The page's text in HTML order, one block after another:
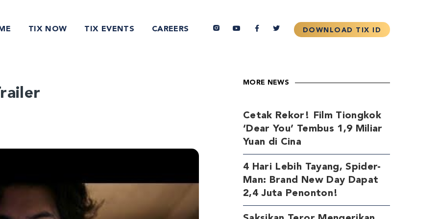
TIX NOW TIX EVENTS CAREERS
MORE NEWS
Cetak Rekor! Film Tiongkok
‘Dear You’ Tembus 1,9 Miliar
Yuan di Cina
4 Hari Lebih Tayang, Spider-
Man: Brand New Day Dapat
2,4 Juta Penonton!